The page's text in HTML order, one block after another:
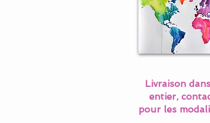
Livraison
entier,
pour les